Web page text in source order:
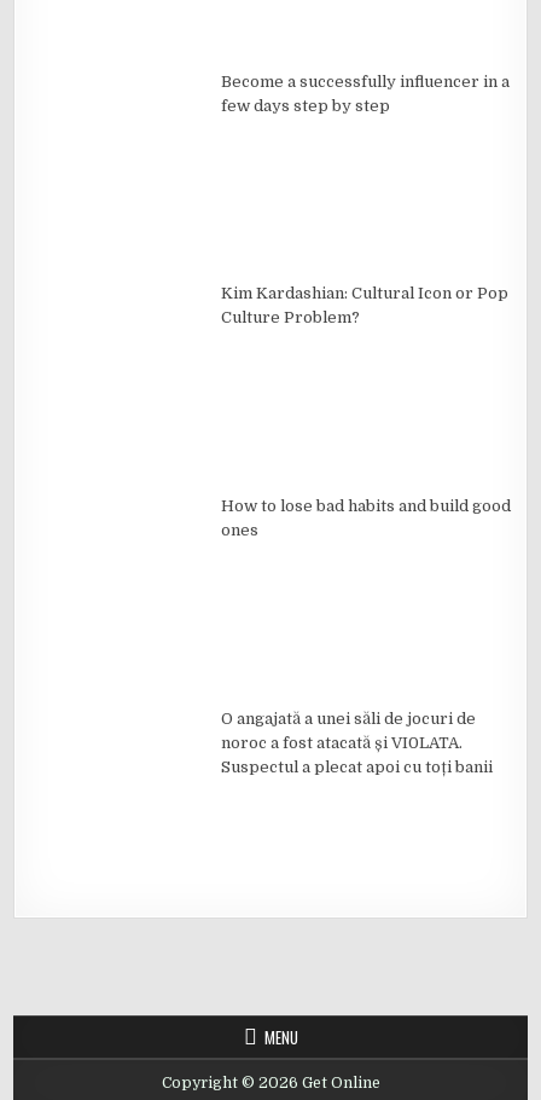
Become a successfully influencer in a
few days step by step
Kim Kardashian: Cultural Icon or Pop
Culture Problem?
How to lose bad habits and build good
ones
O angajată a unei săli de jocuri de
noroc a fost atacată și VI0LATA.
Suspectul a plecat apoi cu toți banii
MENU
Copyright © 2026 Get Online